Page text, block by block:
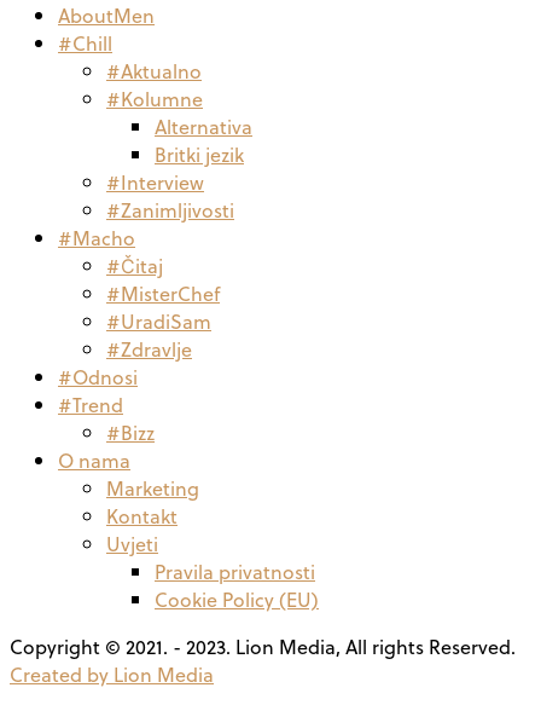
AboutMen
#Chill
#Aktualno
#Kolumne
Alternativa
Britki jezik
#Interview
#Zanimljivosti
#Macho
#Čitaj
#MisterChef
#UradiSam
#Zdravlje
#Odnosi
#Trend
#Bizz
O nama
Marketing
Kontakt
Uvjeti
Pravila privatnosti
Cookie Policy (EU)
Copyright © 2021. - 2023. Lion Media, All rights Reserved.
Created by Lion Media